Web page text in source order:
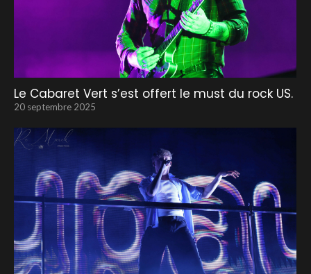
Le Cabaret Vert s’est offert le must du rock US.
20 septembre 2025